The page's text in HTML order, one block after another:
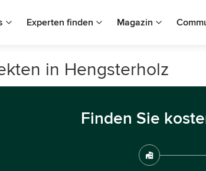
Experten finden Magazin
in Hengsterholz
Finden Sie